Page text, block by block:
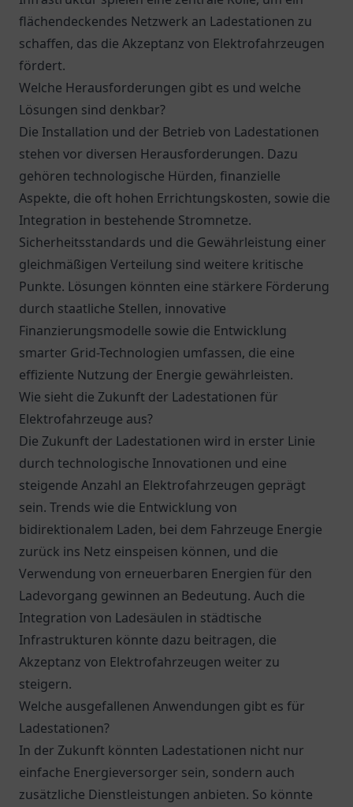
flächendeckendes Netzwerk an Ladestationen zu
schaffen, das die Akzeptanz von Elektrofahrzeugen
fördert.
Welche Herausforderungen gibt es und welche
Lösungen sind denkbar?
Die Installation und der Betrieb von Ladestationen
stehen vor diversen Herausforderungen. Dazu
gehören technologische Hürden, finanzielle
Aspekte, die oft hohen Errichtungskosten, sowie die
Integration in bestehende Stromnetze.
Sicherheitsstandards und die Gewährleistung einer
gleichmäßigen Verteilung sind weitere kritische
Punkte. Lösungen könnten eine stärkere Förderung
durch staatliche Stellen, innovative
Finanzierungsmodelle sowie die Entwicklung
smarter Grid-Technologien umfassen, die eine
effiziente Nutzung der Energie gewährleisten.
Wie sieht die Zukunft der Ladestationen für
Elektrofahrzeuge aus?
Die Zukunft der Ladestationen wird in erster Linie
durch technologische Innovationen und eine
steigende Anzahl an Elektrofahrzeugen geprägt
sein. Trends wie die Entwicklung von
bidirektionalem Laden, bei dem Fahrzeuge Energie
zurück ins Netz einspeisen können, und die
Verwendung von erneuerbaren Energien für den
Ladevorgang gewinnen an Bedeutung. Auch die
Integration von Ladesäulen in städtische
Infrastrukturen könnte dazu beitragen, die
Akzeptanz von Elektrofahrzeugen weiter zu
steigern.
Welche ausgefallenen Anwendungen gibt es für
Ladestationen?
In der Zukunft könnten Ladestationen nicht nur
einfache Energieversorger sein, sondern auch
zusätzliche Dienstleistungen anbieten. So könnte